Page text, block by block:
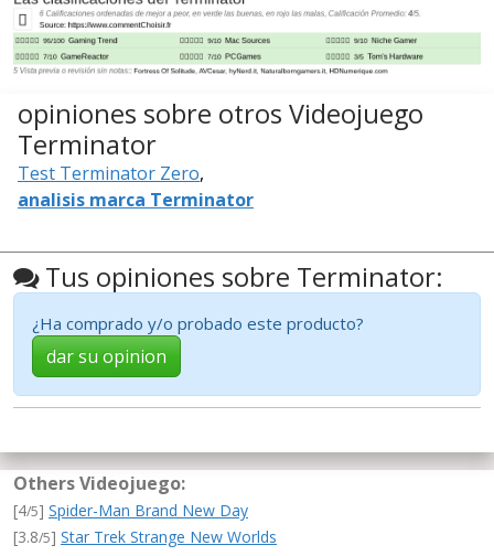
opiniones sobre otros Videojuego
Terminator
Test Terminator Zero,
analisis marca Terminator
Tus opiniones sobre Terminator:
¿Ha comprado y/o probado este producto?
dar su opinion
Others Videojuego:
[4/5] Spider-Man Brand New Day
[3.8/5] Star Trek Strange New Worlds